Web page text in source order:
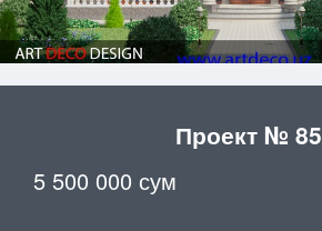
Проект № 85
5 500 000 сум